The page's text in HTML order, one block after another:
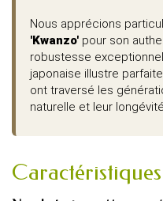
Nous apprécions
'Kwanzo' pour son
robustesse
japonaise illustre
ont traversé les
naturelle et leur